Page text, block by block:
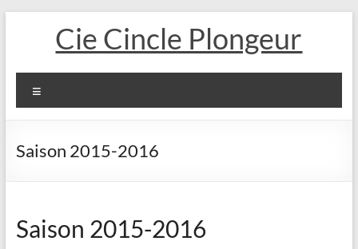
Cie Cincle Plongeur
Saison 2015-2016
Saison 2015-2016